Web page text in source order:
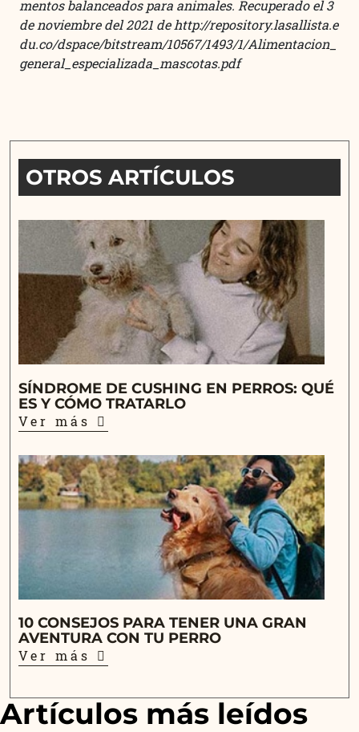
mentos balanceados para animales. Recuperado el 3
de noviembre del 2021 dehttp://repository.lasallista.e
du.co/dspace/bitstream/10567/1493/1/Alimentacion_
general_especializada_mascotas.pdf
OTROS ARTÍCULOS
SÍNDROME DE CUSHING EN PERROS: QUÉ
ES Y CÓMO TRATARLO
Ver más
10 CONSEJOS PARA TENER UNA GRAN
AVENTURA CON TU PERRO
Ver más
Artículos más leídos